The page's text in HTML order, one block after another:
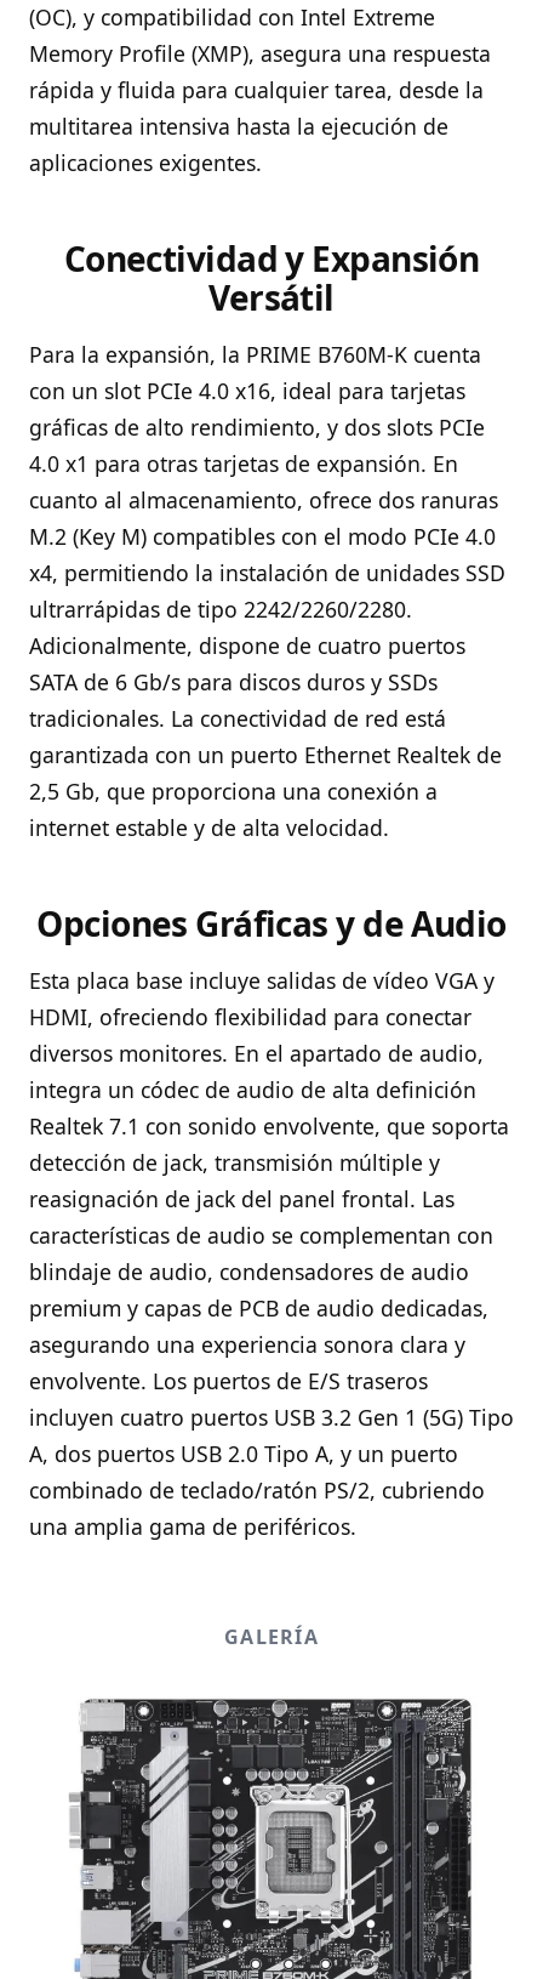
(OC), y compatibilidad con Intel Extreme
Memory Profile (XMP), asegura una respuesta
rápida y fluida para cualquier tarea, desde la
multitarea intensiva hasta la ejecución de
aplicaciones exigentes.
Conectividad y Expansión
Versátil
Para la expansión, la PRIME B760M-K cuenta
con un slot PCIe 4.0 x16, ideal para tarjetas
gráficas de alto rendimiento, y dos slots PCIe
4.0 x1 para otras tarjetas de expansión. En
cuanto al almacenamiento, ofrece dos ranuras
M.2 (Key M) compatibles con el modo PCIe 4.0
x4, permitiendo la instalación de unidades SSD
ultrarrápidas de tipo 2242/2260/2280.
Adicionalmente, dispone de cuatro puertos
SATA de 6 Gb/s para discos duros y SSDs
tradicionales. La conectividad de red está
garantizada con un puerto Ethernet Realtek de
2,5 Gb, que proporciona una conexión a
internet estable y de alta velocidad.
Opciones Gráficas y de Audio
Esta placa base incluye salidas de vídeo VGA y
HDMI, ofreciendo flexibilidad para conectar
diversos monitores. En el apartado de audio,
integra un códec de audio de alta definición
Realtek 7.1 con sonido envolvente, que soporta
detección de jack, transmisión múltiple y
reasignación de jack del panel frontal. Las
características de audio se complementan con
blindaje de audio, condensadores de audio
premium y capas de PCB de audio dedicadas,
asegurando una experiencia sonora clara y
envolvente. Los puertos de E/S traseros
incluyen cuatro puertos USB 3.2 Gen 1 (5G) Tipo
A, dos puertos USB 2.0 Tipo A, y un puerto
combinado de teclado/ratón PS/2, cubriendo
una amplia gama de periféricos.
GALERÍA